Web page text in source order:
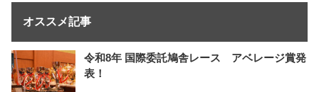
オススメ記事
令和8年 国際委託鳩舎レース アベレージ賞発
表！